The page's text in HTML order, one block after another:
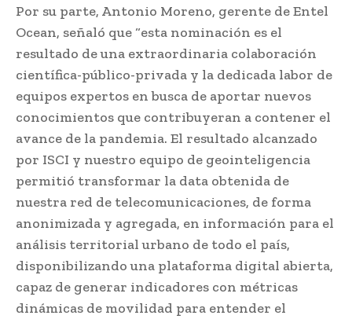
Por su parte, Antonio Moreno, gerente de Entel
Ocean, señaló que “esta nominación es el
resultado de una extraordinaria colaboración
científica-público-privada y la dedicada labor de
equipos expertos en busca de aportar nuevos
conocimientos que contribuyeran a contener el
avance de la pandemia. El resultado alcanzado
por ISCI y nuestro equipo de geointeligencia
permitió transformar la data obtenida de
nuestra red de telecomunicaciones, de forma
anonimizada y agregada, en información para el
análisis territorial urbano de todo el país,
disponibilizando una plataforma digital abierta,
capaz de generar indicadores con métricas
dinámicas de movilidad para entender el